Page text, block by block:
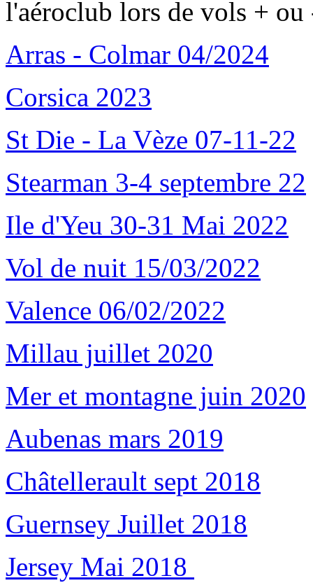
l'aéroclub lors de vols + ou
Arras - Colmar 04/2024
Corsica 2023
St Die - La Vèze 07-11-22
Stearman 3-4 septembre 22
Ile d'Yeu 30-31 Mai 2022
Vol de nuit 15/03/2022
Valence 06/02/2022
Millau juillet 2020
Mer et montagne juin 2020
Aubenas mars 2019
Châtellerault sept 2018
Guernsey Juillet 2018
Jersey Mai 2018